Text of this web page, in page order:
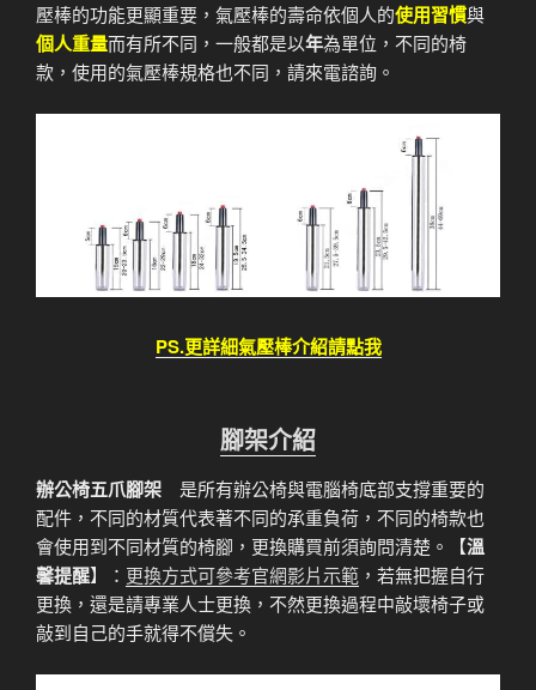
壓棒的功能更顯重要，氣壓棒的壽命依個人的使用習慣與
個人重量而有所不同，一般都是以年為單位，不同的椅
款，使用的氣壓棒規格也不同，請來電諮詢。
PS.更詳細氣壓棒介紹請點我
腳架介紹
辦公椅五爪腳架 是所有辦公椅與電腦椅底部支撐重要的
配件，不同的材質代表著不同的承重負荷，不同的椅款也
會使用到不同材質的椅腳，更換購買前須詢問清楚。【溫
馨提醒】： 更換方式可參考官網影片示範 ，若無把握自行
更換，還是請專業人士更換，不然更換過程中敲壞椅子或
敲到自己的手就得不償失。